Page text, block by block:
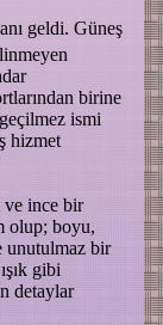
geldi. Güneş
birine
ismi
hizmet
ve ince bir
olup; boyu,
unutulmaz bir
gibi
detaylar